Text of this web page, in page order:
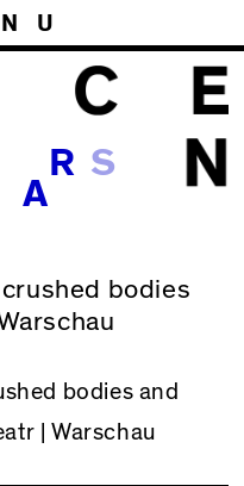
A
R
bodies
bodies and
| Warschau